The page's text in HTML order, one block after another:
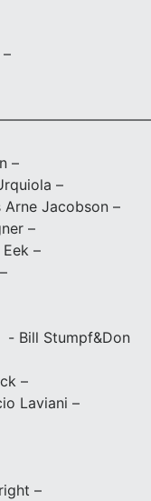
–
–
Jacobson –
–
–
- Bill Stumpf&Don
–
Laviani –
–